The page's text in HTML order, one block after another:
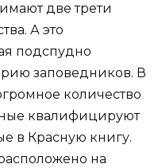
две трети
А это
подспудно
заповедников. В
количество
квалифицируют
в Красную книгу.
на